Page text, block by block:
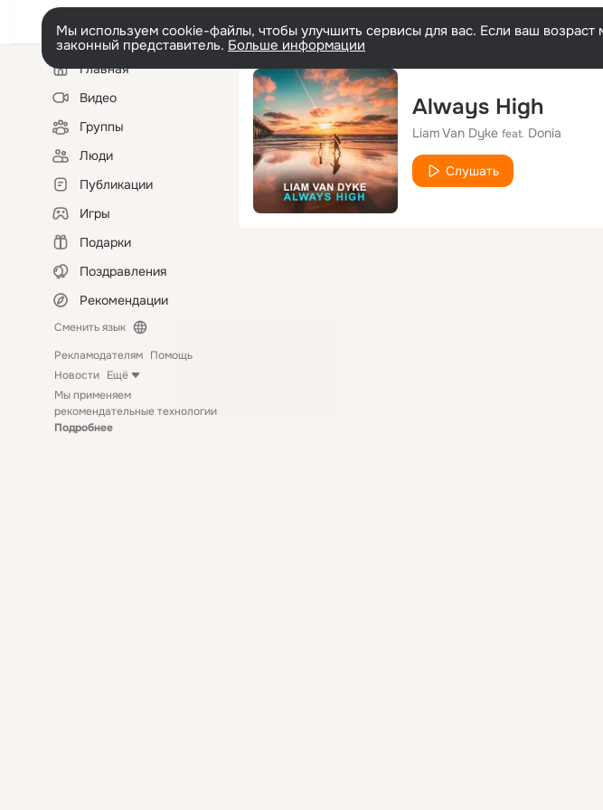
Мы используем cookie-файлы, чтобы улучшить сервисы для вас. Если ваш
законный представитель. Больше информации
Левая
колонкаГлавная
Видео
Группы
Люди
Публикации
Игры
Подарки
Поздравления
Рекомендации
Сменить язык
Рекламодателям Помощь
Новости Ещё
Мы применяем
рекомендательные технологии
Подробнее
Always High
Liam Van Dyke feat. Donia
Слушать